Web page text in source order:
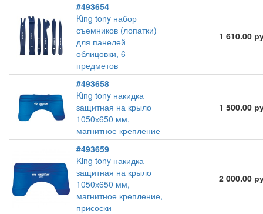
#493654
King tony набор
съемников (лопатки)
для панелей
облицовки, 6
предметов
1 610.00
#493658
King tony накидка
защитная на крыло
1050х650 мм,
магнитное крепление
1 500.00
#493659
King tony накидка
защитная на крыло
1050х650 мм,
магнитное крепление,
присоски
2 000.00